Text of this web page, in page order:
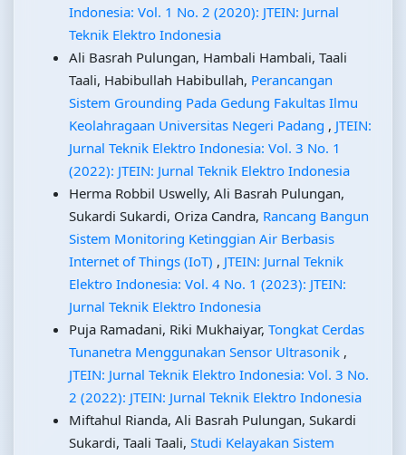
Indonesia: Vol. 1 No. 2 (2020): JTEIN: Jurnal
Teknik Elektro Indonesia
Ali Basrah Pulungan, Hambali Hambali, Taali
Taali, Habibullah Habibullah, Perancangan
Sistem Grounding Pada Gedung Fakultas Ilmu
Keolahragaan Universitas Negeri Padang , JTEIN:
Jurnal Teknik Elektro Indonesia: Vol. 3 No. 1
(2022): JTEIN: Jurnal Teknik Elektro Indonesia
Herma Robbil Uswelly, Ali Basrah Pulungan,
Sukardi Sukardi, Oriza Candra, Rancang Bangun
Sistem Monitoring Ketinggian Air Berbasis
Internet of Things (IoT) , JTEIN: Jurnal Teknik
Elektro Indonesia: Vol. 4 No. 1 (2023): JTEIN:
Jurnal Teknik Elektro Indonesia
Puja Ramadani, Riki Mukhaiyar, Tongkat Cerdas
Tunanetra Menggunakan Sensor Ultrasonik ,
JTEIN: Jurnal Teknik Elektro Indonesia: Vol. 3 No.
2 (2022): JTEIN: Jurnal Teknik Elektro Indonesia
Miftahul Rianda, Ali Basrah Pulungan, Sukardi
Sukardi, Taali Taali, Studi Kelayakan Sistem